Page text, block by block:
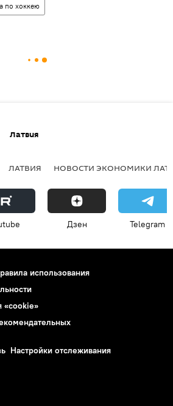
по хоккею
Латвия
ЛАТВИЯ НОВОСТИ ЭКОНОМИКИ
Дзен Telegram
использования
«cookie»
Настройки отслеживания